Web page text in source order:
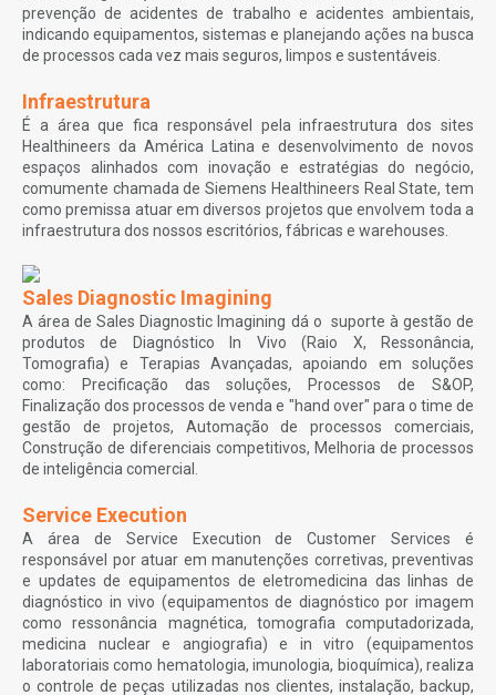
prevenção de acidentes de trabalho e acidentes ambientais,
indicando equipamentos, sistemas e planejando ações na busca
de processos cada vez mais seguros, limpos e sustentáveis.
Infraestrutura
É a área que fica responsável pela infraestrutura dos sites
Healthineers da América Latina e desenvolvimento de novos
espaços alinhados com inovação e estratégias do negócio,
comumente chamada de Siemens Healthineers Real State, tem
como premissa atuar em diversos projetos que envolvem toda a
infraestrutura dos nossos escritórios, fábricas e warehouses.
Sales Diagnostic Imagining
A área de Sales Diagnostic Imagining dá o suporte à gestão de
produtos de Diagnóstico In Vivo (Raio X, Ressonância,
Tomografia) e Terapias Avançadas, apoiando em soluções
como: Precificação das soluções, Processos de S&OP,
Finalização dos processos de venda e "hand over" para o time de
gestão de projetos, Automação de processos comerciais,
Construção de diferenciais competitivos, Melhoria de processos
de inteligência comercial.
Service Execution
A área de Service Execution de Customer Services é
responsável por atuar em manutenções corretivas, preventivas
e updates de equipamentos de eletromedicina das linhas de
diagnóstico in vivo (equipamentos de diagnóstico por imagem
como ressonância magnética, tomografia computadorizada,
medicina nuclear e angiografia) e in vitro (equipamentos
laboratoriais como hematologia, imunologia, bioquímica), realiza
o controle de peças utilizadas nos clientes, instalação, backup,